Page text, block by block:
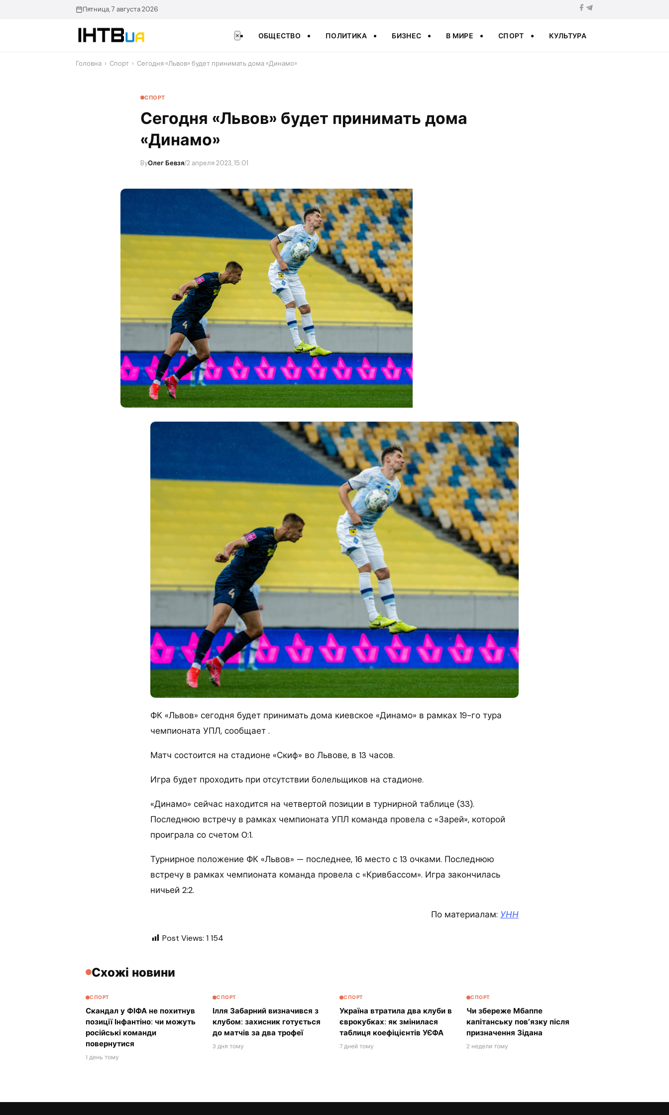
Пятница, 7 августа 2026
× ОБЩЕСТВО ПОЛИТИКА БИЗНЕС В МИРЕ СПОРТ КУЛЬТУРА
Головна › Спорт › Сегодня «Львов» будет принимать дома «Динамо»
СПОРТ
Сегодня «Львов» будет принимать дома
«Динамо»
ByОлег Бевзя/2 апреля 2023, 15:01
ФК «Львов» сегодня будет принимать дома киевское «Динамо» в рамках 19-го тура
чемпионата УПЛ, сообщает .
Матч состоится на стадионе «Скиф» во Львове, в 13 часов.
Игра будет проходить при отсутствии болельщиков на стадионе.
«Динамо» сейчас находится на четвертой позиции в турнирной таблице (33).
Последнюю встречу в рамках чемпионата УПЛ команда провела с «Зарей», которой
проиграла со счетом 0:1.
Турнирное положение ФК «Львов» — последнее, 16 место с 13 очками. Последнюю
встречу в рамках чемпионата команда провела с «Кривбассом». Игра закончилась
ничьей 2:2.
По материалам: УНН
Post Views: 1 154
Схожі новини
СПОРТ
Скандал у ФІФА не похитнув
позиції Інфантіно: чи можуть
російські команди
повернутися
1 день тому
СПОРТ
Ілля Забарний визначився з
клубом: захисник готується
до матчів за два трофеї
3 дня тому
СПОРТ
Україна втратила два клуби в
єврокубках: як змінилася
таблиця коефіцієнтів УЄФА
7 дней тому
СПОРТ
Чи збереже Мбаппе
капітанську пов’язку після
призначення Зідана
2 недели тому